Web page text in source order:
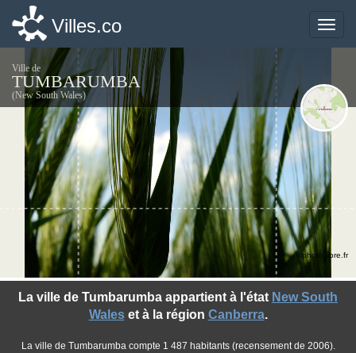
Toggle
Villes.co
Ville de
TUMBARUMBA
(New South Wales)
La ville de Tumbarumba appartient à l'état New South
Waleset à la région Canberra.
La ville de Tumbarumba compte 1 487 habitants (recensement de 2006).
©photo-libre.fr
Toggle
Villes.co